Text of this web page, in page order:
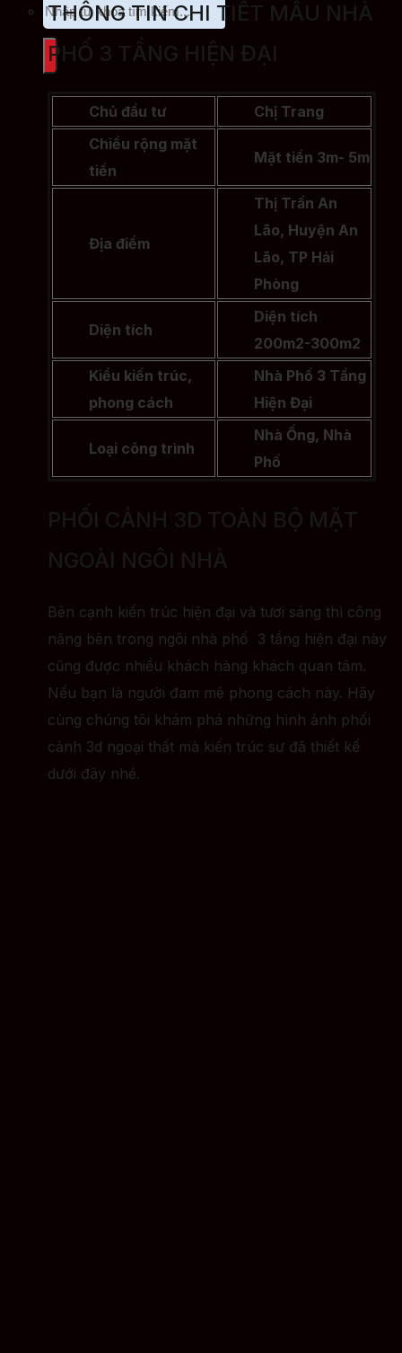
THÔNG TIN CHI TIẾT MẪU NHÀ
PHỐ 3 TẦNG HIỆN ĐẠI
Chủ đầu tư
Chị Trang
Chiều rộng mặt
tiền
Mặt tiền 3m- 5m
Địa điểm
Thị Trấn An
Lão, Huyện An
Lão, TP Hải
Phòng
Diện tích
Diện tích
200m2-300m2
Kiểu kiến trúc,
phong cách
Nhà Phố 3 Tầng
Hiện Đại
Loại công trình
Nhà Ống, Nhà
Phố
PHỐI CẢNH 3D TOÀN BỘ MẶT
NGOÀI NGÔI NHÀ
Bên cạnh kiến trúc hiện đại và tươi sáng thì công
năng bên trong ngôi nhà phố 3 tầng hiện đại này
cũng được nhiều khách hàng khách quan tâm.
Nếu bạn là người đam mê phong cách này. Hãy
cùng chúng tôi khám phá những hình ảnh phối
cảnh 3d ngoại thất mà kiến trúc sư đã thiết kế
dưới đây nhé.